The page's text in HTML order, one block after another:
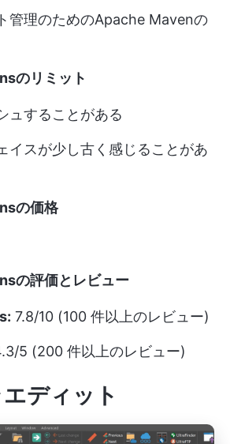
管理のためのApache Mavenの
のリミット
ュすることがある
イスが少し古く感じることがあ
の価格
の評価とレビュー
7.8/10 (100 件以上のレビュー)
5 (200 件以上のレビュー)
ディット